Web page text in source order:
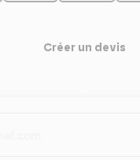
Créer un devis